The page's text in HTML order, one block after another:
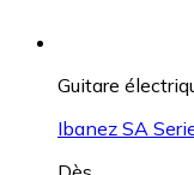
Guitare
Ibanez SA